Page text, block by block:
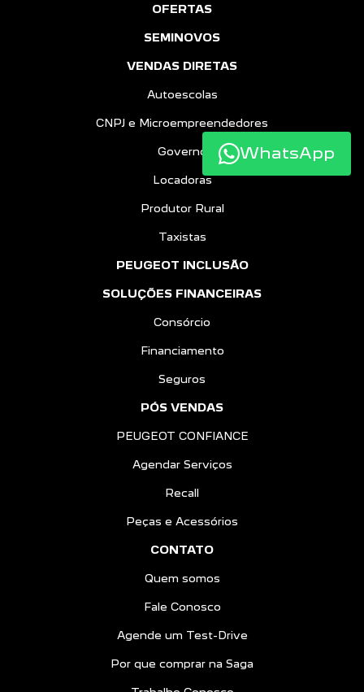
OFERTAS
SEMINOVOS
VENDAS DIRETAS
Autoescolas
CNPJ e Microempreendedores
Governo
Locadoras
Produtor Rural
Taxistas
PEUGEOT INCLUSÃO
SOLUÇÕES FINANCEIRAS
Consórcio
Financiamento
Seguros
PÓS VENDAS
PEUGEOT CONFIANCE
Agendar Serviços
Recall
Peças e Acessórios
CONTATO
Quem somos
Fale Conosco
Agende um Test-Drive
Por que comprar na Saga
WhatsApp